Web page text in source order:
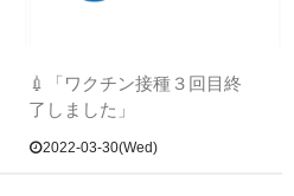
💉「ワクチン接種３回目終
了しました」
2022-03-30(Wed)